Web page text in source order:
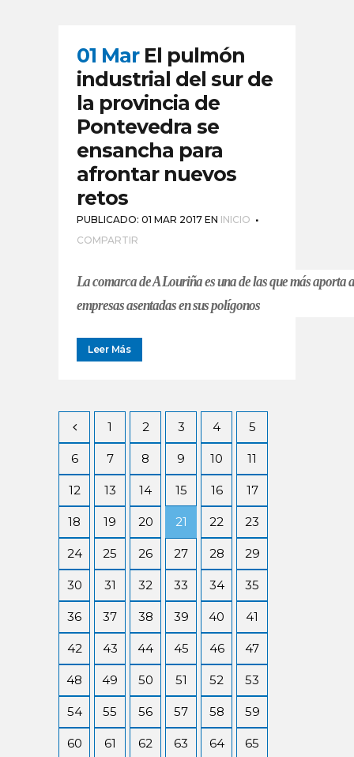
01 Mar El pulmón
industrial del sur de
la provincia de
Pontevedra se
ensancha para
afrontar nuevos
retos
PUBLICADO: 01 MAR 2017 EN INICIO
COMPARTIR
La comarca de A Louriña es una de las que más
empresas asentadas en sus polígonos
Leer Más
1 2 3 4 5
6 7 8 9 10 11
12 13 14 15 16 17
18 19 20 21 22 23
24 25 26 27 28 29
30 31 32 33 34 35
36 37 38 39 40 41
42 43 44 45 46 47
48 49 50 51 52 53
54 55 56 57 58 59
60 61 62 63 64 65